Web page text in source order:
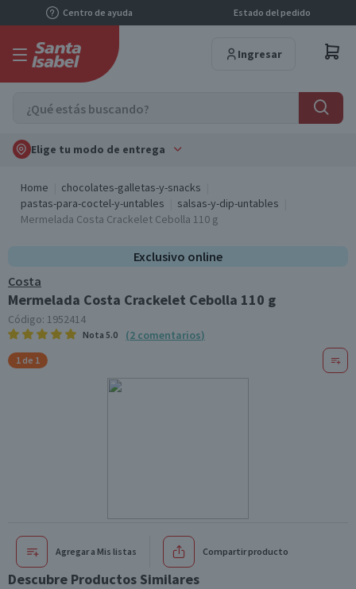
Centro de ayuda Estado del pedido
Ingresar
Elige tu modo de entrega
Home
chocolates-galletas-y-snacks
pastas-para-coctel-y-untables
salsas-y-dip-untables
Mermelada Costa Crackelet Cebolla 110 g
Exclusivo online
Costa
Mermelada Costa Crackelet Cebolla 110 g
Código: 1952414
Nota 5.0 (2 comentarios)
1 de 1
Agregar a Mis listas Compartir producto
Descubre Productos Similares